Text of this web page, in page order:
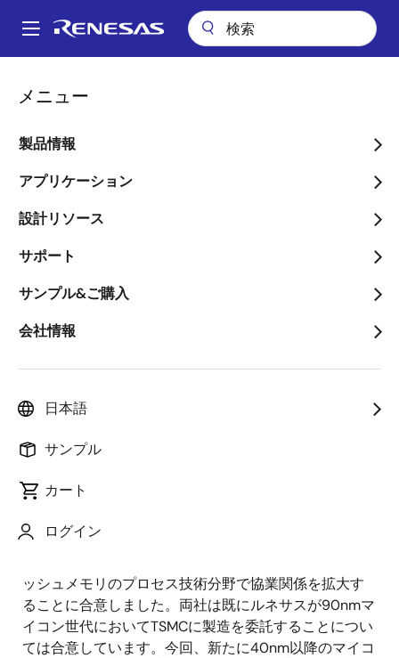
ン
Main
メニュー
製品情報
アプリケーション
設計リソース
サポート
サンプル&ご購入
会社情報
日本語
サンプル
カート
ログイン
パ
ン
く
ず
ルネサス エレクトロニクスとTSMCがマイコンのエコシステムの構築
ルネサス エレクトロニク
スとTSMCがマイコンのエ
コシステムの構築を共同で
推進
～両社の世界トップクラスの技術を合
わせマイコン市場の拡大を狙う～
ルネサス エレクトロニクス株式会社（代表取締役社
（TSMC）（本社：台湾新竹、日本法人：TSMCジャパ
ン株式会社、横浜市西区、代表取締役：小野寺誠、以
下TSMC）は、次世代の自動車や家電などの民生機器に
ッシュメモリのプロセス技術分野で協業関係を拡大す
ることに合意しました。両社は既にルネサスが90nmマ
イコン世代においてTSMCに製造を委託することについ
ては合意しています。今回、新たに40nm以降のマイコ